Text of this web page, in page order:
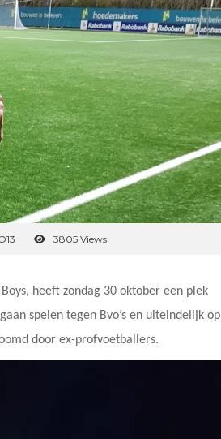
3805 Views
heeft zondag 30 oktober een plek
spelen tegen Bvo’s en uiteindelijk op
door ex-profvoetballers.